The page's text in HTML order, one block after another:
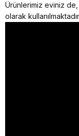
Ürünlerimiz eviniz
olarak